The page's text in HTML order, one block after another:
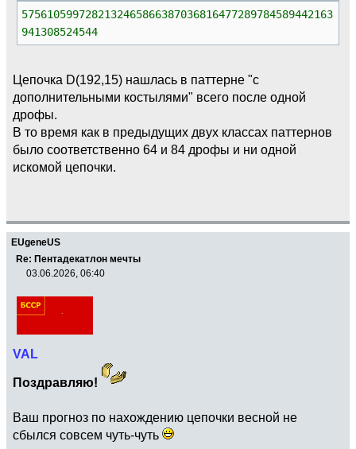
5756105997282132465866387036816477289784589442163
941308524544
Цепочка D(192,15) нашлась в паттерне "с
дополнительными костылями" всего после одной
дрофы.
В то время как в предыдущих двух классах паттернов
было соответственно 64 и 84 дрофы и ни одной
искомой цепочки.
EUgeneUS
Re: Пентадекатлон мечты
03.06.2026, 06:40
VAL
Поздравляю!
Ваш прогноз по нахождению цепочки весной не
сбылся совсем чуть-чуть